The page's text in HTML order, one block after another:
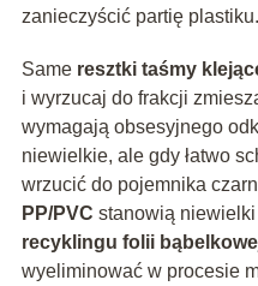
zanieczyścić partię plastiku.
Same resztki taśmy
i wyrzucaj do frakcji
wymagają obsesyjnego
niewielkie, ale gdy łatwo
wrzucić do pojemnika
PP/PVC stanowią
recyklingu folii
wyeliminować w procesie